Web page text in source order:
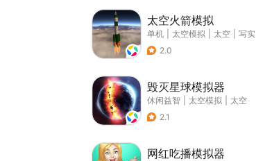
太空火箭模拟
单机 太空模拟 太空
写实
2.0
毁灭星球模拟器
休闲益智 太空模拟
太空
2.1
网红吃播模拟器